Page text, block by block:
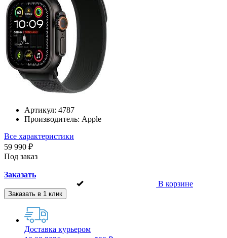
Артикул: 4787
Производитель: Apple
Все характеристики
59 990 ₽
Под заказ
Заказать
В корзине
Заказать в 1 клик
Доставка курьером